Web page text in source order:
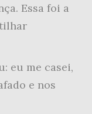
Essa foi a
eu me casei,
e nos